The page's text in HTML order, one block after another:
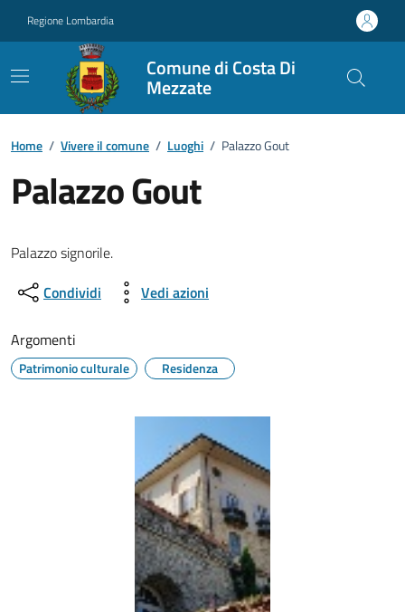
Regione Lombardia
Comune di Costa Di
Mezzate
Home / Vivere il comune / Luoghi / Palazzo Gout
Palazzo Gout
Palazzo signorile.
Condividi
Vedi azioni
Argomenti
Patrimonio culturale Residenza